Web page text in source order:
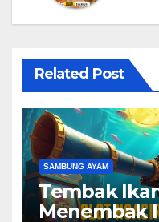
Related Post
SAMBUNG AYAM
Tembak
Menembak